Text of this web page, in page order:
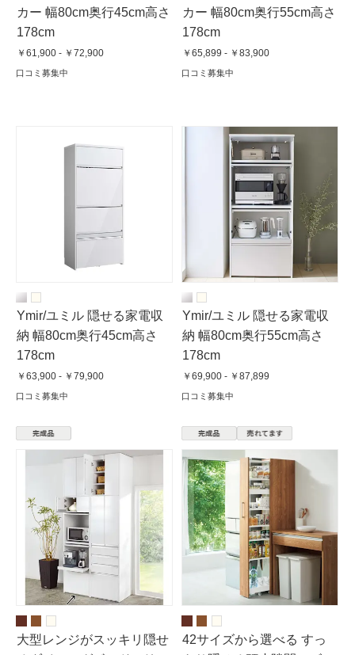
カー 幅80cm奥行45cm高さ
178cm
￥61,900 - ￥72,900
口コミ募集中
カー 幅80cm奥行55cm高さ
178cm
￥65,899 - ￥83,900
口コミ募集中
Ymir/ユミル 隠せる家電収
納 幅80cm奥行45cm高さ
178cm
￥63,900 - ￥79,900
口コミ募集中
Ymir/ユミル 隠せる家電収
納 幅80cm奥行55cm高さ
178cm
￥69,900 - ￥87,899
口コミ募集中
大型レンジがスッキリ隠せ
42サイズから選べる すっ